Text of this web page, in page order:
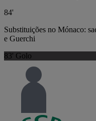
84'
Substituições no Mónaco:
e Guerchi
83' Golo